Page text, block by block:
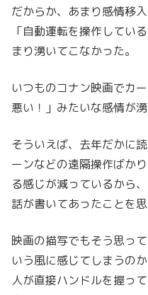
だからか、あまり感情移入
「自動運転を操作してい
まり湧いてこなかった。
いつものコナン映画でカ
悪い！」みたいな感情が
そういえば、去年だかに
ーンなどの遠隔操作ばか
る感じが減っているから
話が書いてあったことを思
映画の描写でもそう思っ
いう風に感じてしまうのか
人が直接ハンドルを握っ